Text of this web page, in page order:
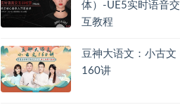
体）-UE5实时语音交
互教程
豆神大语文：小古文
160讲